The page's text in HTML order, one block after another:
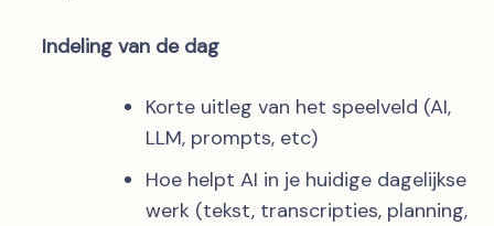
Indeling van de dag
Korte uitleg van het speelveld (AI,
LLM, prompts, etc)
Hoe helpt AI in je huidige dagelijkse
werk (tekst, transcripties, planning,